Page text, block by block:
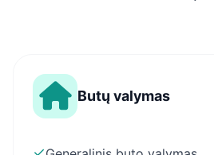
Butų valymas